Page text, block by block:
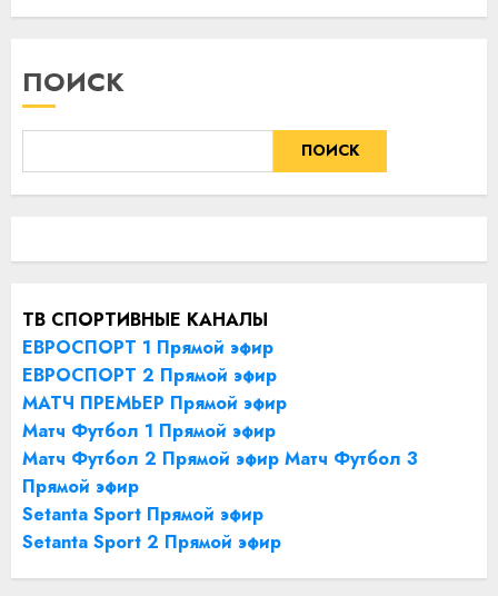
09.08.2026
ПОИСК
ПОИСК
ТВ СПОРТИВНЫЕ КАНАЛЫ
ЕВРОСПОРТ 1 Прямой эфир
ЕВРОСПОРТ 2 Прямой эфир
МАТЧ ПРЕМЬЕР Прямой эфир
Матч Футбол 1 Прямой эфир
Матч Футбол 2 Прямой эфир Матч Футбол 3
Прямой эфир
Setanta Sport Прямой эфир
Setanta Sport 2 Прямой эфир